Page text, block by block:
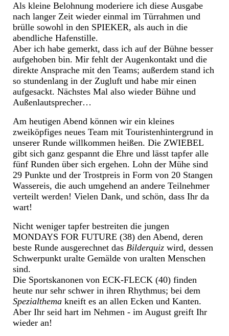
Als kleine Belohnung moderiere ich diese Ausgabe
nach langer Zeit wieder einmal im Türrahmen und
brülle sowohl in den SPIEKER, als auch in die
abendliche Hafenstille.
Aber ich habe gemerkt, dass ich auf der Bühne besser
aufgehoben bin. Mir fehlt der Augenkontakt und die
direkte Ansprache mit den Teams; außerdem stand ich
so stundenlang in der Zugluft und habe mir einen
aufgesackt. Nächstes Mal also wieder Bühne und
Außenlautsprecher…
Am heutigen Abend können wir ein kleines
zweiköpfiges neues Team mit Touristenhintergrund in
unserer Runde willkommen heißen. Die ZWIEBEL
gibt sich ganz gespannt die Ehre und lässt tapfer alle
fünf Runden über sich ergehen. Lohn der Mühe sind
29 Punkte und der Trostpreis in Form von 20 Stangen
Wassereis, die auch umgehend an andere Teilnehmer
verteilt werden! Vielen Dank, und schön, dass Ihr da
wart!
Nicht weniger tapfer bestreiten die jungen
MONDAYS FOR FUTURE (38) den Abend, deren
beste Runde ausgerechnet das Bilderquiz wird, dessen
Schwerpunkt uralte Gemälde von uralten Menschen
sind.
Die Sportskanonen von ECK-FLECK (40) finden
heute nur sehr schwer in ihren Rhythmus; bei dem
Spezialthema kneift es an allen Ecken und Kanten.
Aber Ihr seid hart im Nehmen - im August greift Ihr
wieder an!